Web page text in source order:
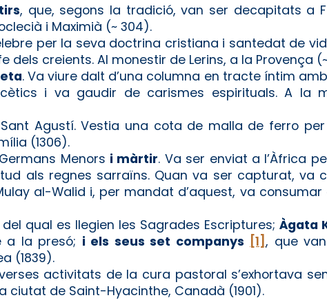
, que, segons la tradició, van ser decapitats a
i Maximià (~ 304).
per la seva doctrina cristiana i santedat de
creients. Al monestir de Lerins, a la Provença
. Va viure dalt d’una columna en tracte íntim
i va gaudir de carismes espirituals. A la
Sant Agustí. Vestia una cota de malla de ferro
(1306).
Menors i màrtir. Va ser enviat a l’Àfrica
als regnes sarraïns. Quan va ser capturat, va
al-Walid i, per mandat d’aquest, va consumar
qual es llegien les Sagrades Escriptures;Àgata
a la presó; i els seus set companys [1], que
(1839).
activitats de la cura pastoral s’exhortava
ciutat de Saint-Hyacinthe, Canadà (1901).